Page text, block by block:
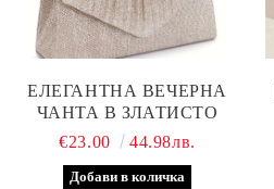
ЕЛЕГАНТНА ВЕЧЕРНА
ЧАНТА В ЗЛАТИСТО
€23.00
44.98лв.